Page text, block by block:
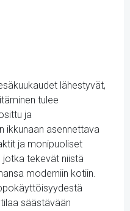
lähestyvät,
tulee
ja
ikkunaan asennettava
ja monipuoliset
jotka tekevät niistä
moderniin kotiin.
säästävään